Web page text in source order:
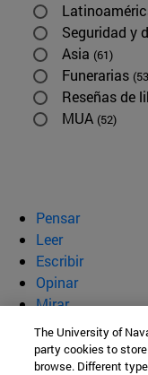
Seguridad y
Asia (61)
Funerarias
Reseñas de
MUA (52)
Pensar
Leer
Escribir
Opinar
Mirar
Quiénes somos
BeBrave
The University of
party cookies to
browse. Different